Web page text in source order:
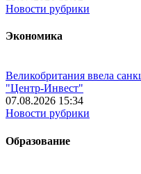
Новости рубрики
Экономика
Великобритания ввела
"Центр-Инвест"
07.08.2026 15:34
Новости рубрики
Образование